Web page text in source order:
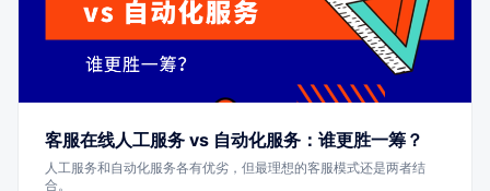
客服在线人工服务 vs 自动化服务：谁更胜一筹？
人工服务和自动化服务各有优劣，但最理想的客服模式还是两者结
合。